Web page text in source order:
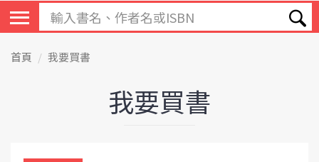
首頁 我要買書
我要買書